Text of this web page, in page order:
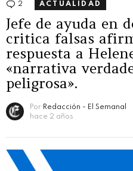
2 Comentarios
ACTUALIDAD
Jefe de ayuda en
critica falsas
respuesta a
«narrativa
peligrosa».
Por Redacción - El Semanal
hace 2 años